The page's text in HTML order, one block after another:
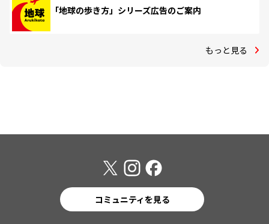
「地球の歩き方」シリーズ広告のご案内
もっと見る
コミュニティを見る